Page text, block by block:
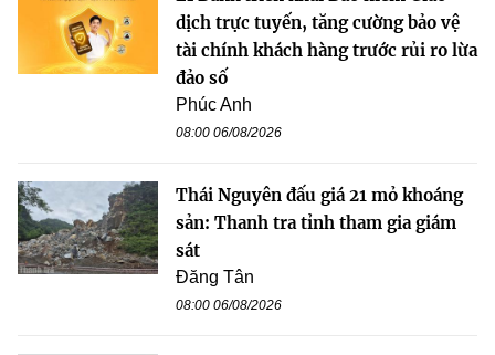
dịch trực tuyến, tăng cường bảo vệ
tài chính khách hàng trước rủi ro lừa
đảo số
Phúc Anh
08:00 06/08/2026
Thái Nguyên đấu giá 21 mỏ khoáng
sản: Thanh tra tỉnh tham gia giám
sát
Đăng Tân
08:00 06/08/2026